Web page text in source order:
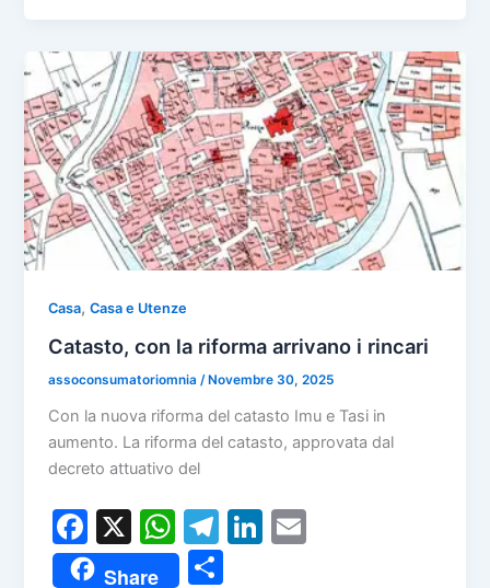
Casa,Casa e Utenze
Catasto, con la riforma arrivano i rincari
assoconsumatoriomnia /Novembre 30, 2025
Con la nuova riforma del catasto Imu e Tasi in
aumento. La riforma del catasto, approvata dal
decreto attuativo del
F
a
X
W
h
T
el
Li
Share